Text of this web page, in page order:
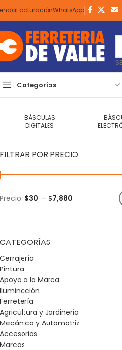
FacturaciónWhatsApp
Categorías
BÁSCULAS
DIGITALES
FILTRAR POR PRECIO
Precio: $30 — $7,880
CATEGORÍAS
Cerrajería
Pintura
Apoyo a la Marca
Iluminación
Ferretería
Agricultura y Jardinería
Mecánica y Automotriz
Accesorios
Marcas